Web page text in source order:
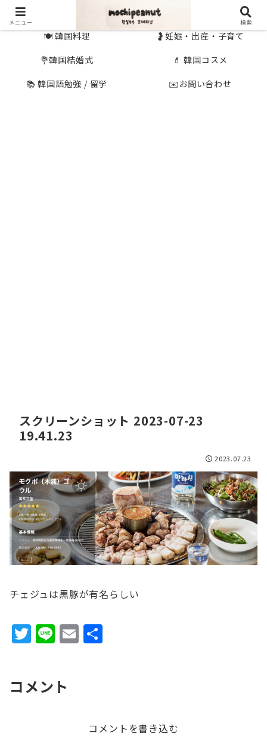
🍽 韓国料理
🤰妊娠・出産・子育て
💐韓国結婚式
💄 韓国コスメ
📚 韓国語勉強 / 留学
✉️お問い合わせ
スクリーンショット 2023-07-23
19.41.23
2023.07.23
チェジュは黒豚が有名らしい
T
w
te
Li
n
E
m
コメント
コメントを書き込む
メニュー 検索